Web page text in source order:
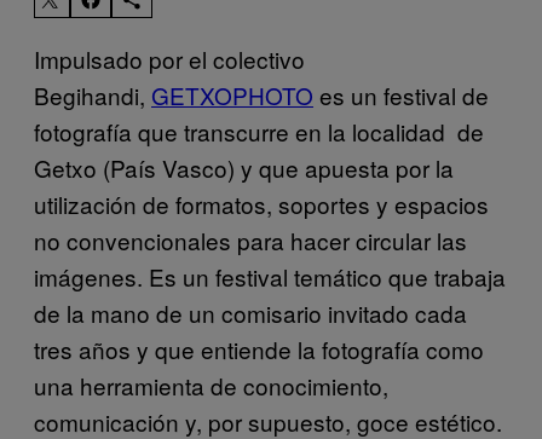
Impulsado por el colectivo
Begihandi, GETXOPHOTO es un festival de
fotografía que transcurre en la localidad de
Getxo (País Vasco) y que apuesta por la
utilización de formatos, soportes y espacios
no convencionales para hacer circular las
imágenes. Es un festival temático que trabaja
de la mano de un comisario invitado cada
tres años y que entiende la fotografía como
una herramienta de conocimiento,
comunicación y, por supuesto, goce estético.